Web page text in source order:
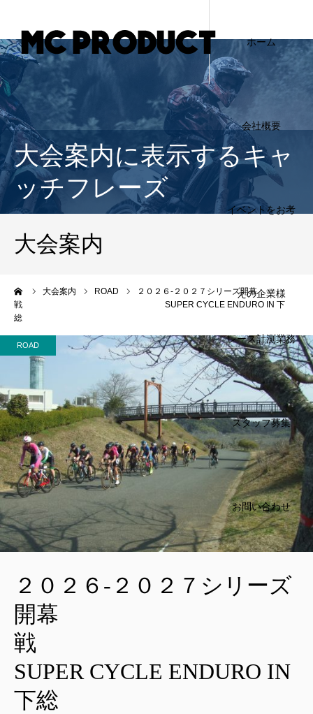
ホーム
会社概要
イベントをお考
えの企業様
レース計測業務
スタッフ募集
お問い合わせ
大会案内に表示するキャ
ッチフレーズ
大会案内
大会案内 ROAD
２０２６-２０２７シリーズ開幕
戦 SUPER CYCLE ENDURO IN 下
総
ROAD
２０２６-２０２７シリーズ
開幕
SUPER CYCLE ENDURO IN
下総